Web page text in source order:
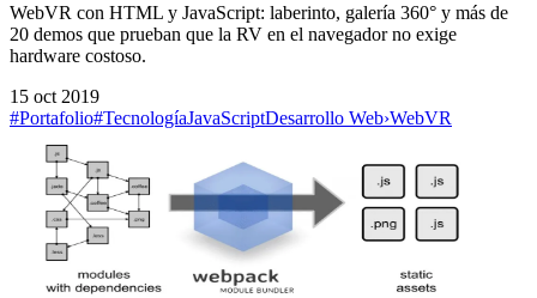
WebVR con HTML y JavaScript: laberinto, galería 360° y más de
20 demos que prueban que la RV en el navegador no exige
hardware costoso.
15 oct 2019
#Portafolio#TecnologíaJavaScriptDesarrollo Web›WebVR